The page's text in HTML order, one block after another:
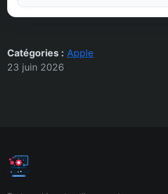
Catégories : Apple
23 juin 2026